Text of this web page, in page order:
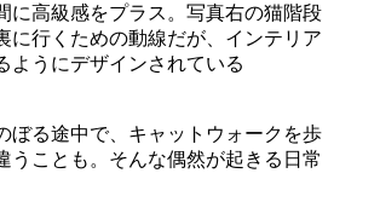
に高級感をプラス。写真右の猫階段
に行くための動線だが、インテリア
ようにデザインされている
ぼる途中で、キャットウォークを歩
うことも。そんな偶然が起きる日常